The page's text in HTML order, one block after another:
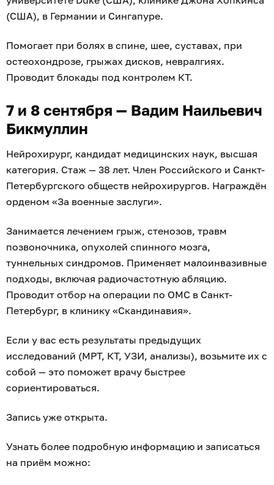
(США), в Германии и Сингапуре.
Помогает при болях в спине, шее, суставах, при
остеохондрозе, грыжах дисков, невралгиях.
Проводит блокады под контролем КТ.
7 и 8 сентября — Вадим Наильевич
Бикмуллин
Нейрохирург, кандидат медицинских наук, высшая
категория. Стаж — 38 лет. Член Российского и Санкт-
Петербургского обществ нейрохирургов. Награждён
орденом «За военные заслуги».
Занимается лечением грыж, стенозов, травм
позвоночника, опухолей спинного мозга,
туннельных синдромов. Применяет малоинвазивные
подходы, включая радиочастотную абляцию.
Проводит отбор на операции по ОМС в Санкт-
Петербург, в клинику «Скандинавия».
Если у вас есть результаты предыдущих
исследований (МРТ, КТ, УЗИ, анализы), возьмите их с
собой — это поможет врачу быстрее
сориентироваться.
Запись уже открыта.
Узнать более подробную информацию и записаться
на приём можно: